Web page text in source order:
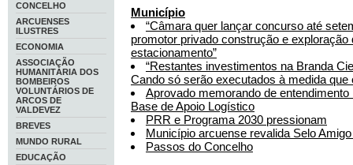
CONCELHO
ARCUENSES
ILUSTRES
ECONOMIA
ASSOCIAÇÃO
HUMANITÁRIA DOS
BOMBEIROS
VOLUNTÁRIOS DE
ARCOS DE
VALDEVEZ
BREVES
MUNDO RURAL
EDUCAÇÃO
Município
“Câmara quer lançar concurso até
promotor privado construção e exploração
estacionamento”
“Restantes investimentos na Branda
Cando só serão executados à medida que
Aprovado memorando de
Base de Apoio Logístico
PRR e Programa 2030 pressionam
Município arcuense revalida Selo
Passos do Concelho